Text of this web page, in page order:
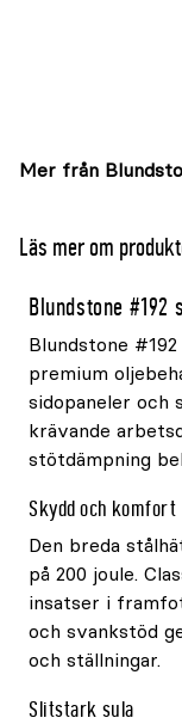
Mer från
Läs mer om
Blundstone
Blundstone
premium
sidopaneler och
krävande
stötdämpning
Skydd och komfort
Den breda
på 200 joule.
insatser i
och svankstöd
och ställningar.
Slitstark sula